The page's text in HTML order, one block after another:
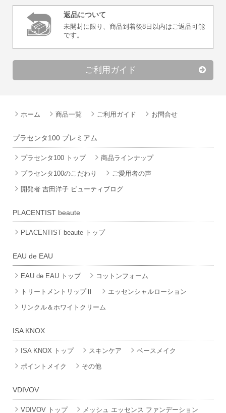
返品について
未開封に限り、商品到着後8日以内はご返品可能
です。
ご利用ガイド
ホーム 商品一覧 ご利用ガイド お問合せ
プラセンタ100 プレミアム
プラセンタ100 トップ 商品ラインナップ
プラセンタ100のこだわり ご愛用者の声
開発者 吉田洋子 ビューティブログ
PLACENTIST beaute
PLACENTIST beaute トップ
EAU de EAU
EAU de EAU トップ コットンフォーム
トリートメントリップⅡ エッセンシャルローション
リンクル＆ホワイトクリーム
ISA KNOX
ISA KNOX トップ スキンケア ベースメイク
ポイントメイク その他
VDIVOV
VDIVOV トップ メッシュ エッセンス ファンデーション